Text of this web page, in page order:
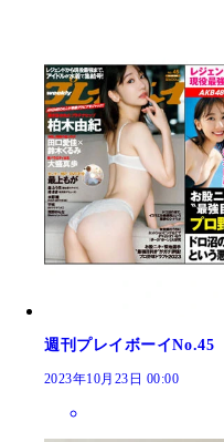
週刊プレイボーイNo.45
2023年10月23日 00:00